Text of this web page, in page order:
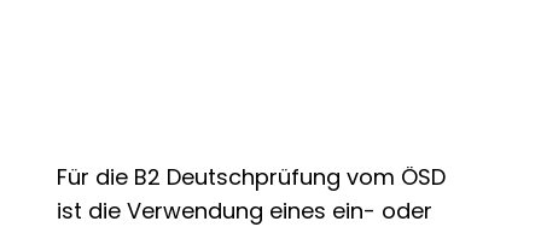
Für die B2 Deutschprüfung vom ÖSD
ist die Verwendung eines ein- oder